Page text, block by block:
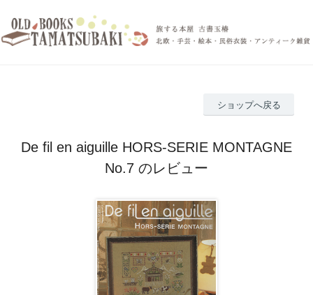
ショップへ戻る
De fil en aiguille HORS-SERIE MONTAGNE
No.7 のレビュー